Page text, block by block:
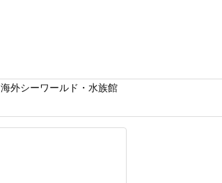
海外シーワールド・水族館